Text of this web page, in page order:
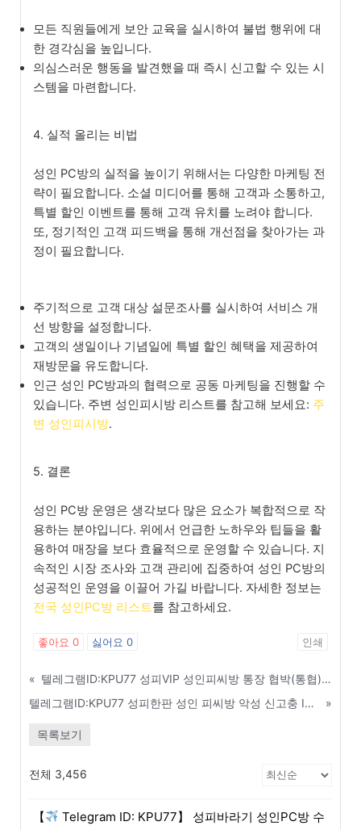
모든 직원들에게 보안 교육을 실시하여 불법 행위에 대
한 경각심을 높입니다.
의심스러운 행동을 발견했을 때 즉시 신고할 수 있는 시
스템을 마련합니다.
4. 실적 올리는 비법
성인 PC방의 실적을 높이기 위해서는 다양한 마케팅 전
략이 필요합니다. 소셜 미디어를 통해 고객과 소통하고,
특별 할인 이벤트를 통해 고객 유치를 노려야 합니다.
또, 정기적인 고객 피드백을 통해 개선점을 찾아가는 과
정이 필요합니다.
주기적으로 고객 대상 설문조사를 실시하여 서비스 개
선 방향을 설정합니다.
고객의 생일이나 기념일에 특별 할인 혜택을 제공하여
재방문을 유도합니다.
인근 성인 PC방과의 협력으로 공동 마케팅을 진행할 수
있습니다. 주변 성인피시방 리스트를 참고해 보세요: 주
변 성인피시방.
5. 결론
성인 PC방 운영은 생각보다 많은 요소가 복합적으로 작
용하는 분야입니다. 위에서 언급한 노하우와 팁들을 활
용하여 매장을 보다 효율적으로 운영할 수 있습니다. 지
속적인 시장 조사와 고객 관리에 집중하여 성인 PC방의
성공적인 운영을 이끌어 가길 바랍니다. 자세한 정보는
전국 성인PC방 리스트를 참고하세요.
좋아요 0 싫어요 0 인쇄
«
텔레그램ID:KPU77 성피VIP 성인피씨방 통장 협박(통협) 절대 안 당하는 꿀팁 - 광진구
텔레그램ID:KPU77 성피한판 성인 피씨방 악성 신고충 IP 및 신상 정보 공유방 - 안동
»
목록보기
전체 3,456
【
Telegram ID: KPU77】 성피바라기 성인PC방 수